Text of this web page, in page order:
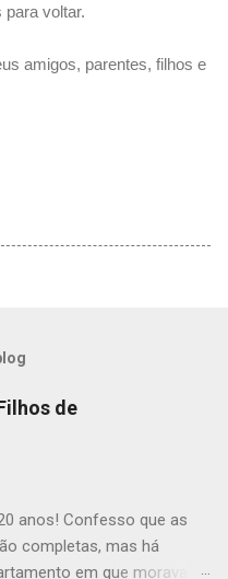
voltar.
amigos, parentes, filhos e
de
anos! Confesso que as
completas, mas há
em que morava na